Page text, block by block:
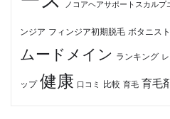
ノコアヘアサポートスカルプ
ンジア フィンジア初期脱毛 ボタニス
ムードメイン ランキング
ップ 健康 口コミ 比較 育毛 育毛